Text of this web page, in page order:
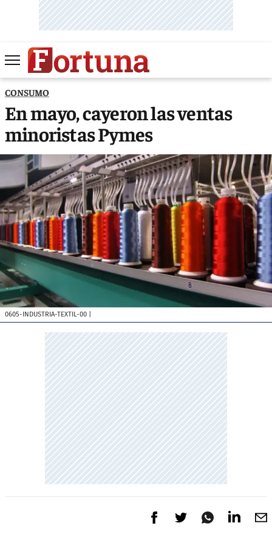
CONSUMO
En mayo, cayeron las ventas
minoristas Pymes
0605-INDUSTRIA-TEXTIL-00